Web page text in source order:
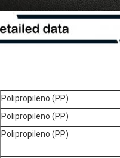
Polipropileno (PP)
Polipropileno (PP)
Polipropileno (PP)